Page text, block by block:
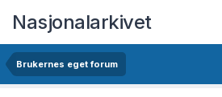
Nasjonalarkivet
Brukernes eget forum